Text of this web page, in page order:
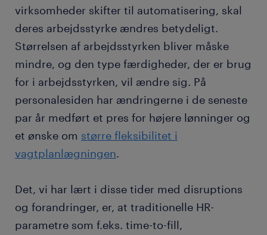
virksomheder skifter til automatisering, skal
deres arbejdsstyrke ændres betydeligt.
Størrelsen af arbejdsstyrken bliver måske
mindre, og den type færdigheder, der er brug
for i arbejdsstyrken, vil ændre sig. På
personalesiden har ændringerne i de seneste
par år medført et pres for højere lønninger og
et ønske om større fleksibilitet i
vagtplanlægningen.
Det, vi har lært i disse tider med disruptions
og forandringer, er, at traditionelle HR-
parametre som f.eks. time-to-fill,